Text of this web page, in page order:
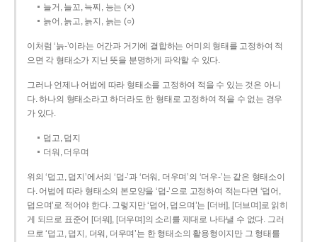
늘거, 늘꼬, 늑찌, 능는 (×)
늙어, 늙고, 늙지, 늙는 (○)
이처럼 ‘늙-­’이라는 어간과 거기에 결합하는 어미의 형태를 고정하여 적
으면 각 형태소가 지닌 뜻을 분명하게 파악할 수 있다.
그러나 언제나 어법에 따라 형태소를 고정하여 적을 수 있는 것은 아니
다. 하나의 형태소라고 하더라도 한 형태로 고정하여 적을 수 없는 경우
가 있다.
덥고, 덥지
더워, 더우며
위의 ‘덥고, 덥지’에서의 ‘덥-­’과 ‘더워, 더우며’의 ‘더우-­’는 같은 형태소이
다. 어법에 따라 형태소의 본모양을 ‘덥-­’으로 고정하여 적는다면 ‘덥어,
덥으며’로 적어야 한다. 그렇지만 ‘덥어, 덥으며’는 [더버], [더브며]로 읽히
게 되므로 표준어 [더워], [더우며]의 소리를 제대로 나타낼 수 없다. 그러
므로 ‘덥고, 덥지, 더워, 더우며’는 한 형태소의 활용형이지만 그 형태를